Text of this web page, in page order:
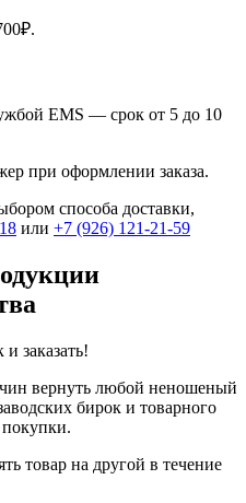
EMS — срок от 5 до 10
при оформлении заказа.
способа доставки,
или +7 (926) 121-21-59
заказать!
вернуть любой неношеный
бирок и товарного
покупки.
товар на другой в течение